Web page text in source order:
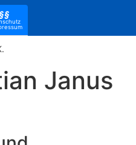
§§
Janus